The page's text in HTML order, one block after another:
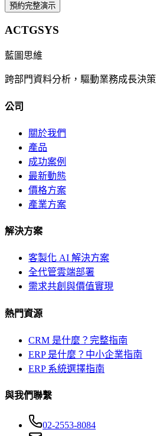
預約完整演示
ACTGSYS
藍圖思維
跨部門資料分析，驅動業務成長決策
公司
關於我們
產品
成功案例
最新動態
價格方案
產業方案
解決方案
客製化 AI 解決方案
全代管雲端部署
需求共創與價值實現
熱門資源
CRM 是什麼？完整指南
ERP 是什麼？中小企業指南
ERP 系統選擇指南
與我們聯繫
02-2553-8084